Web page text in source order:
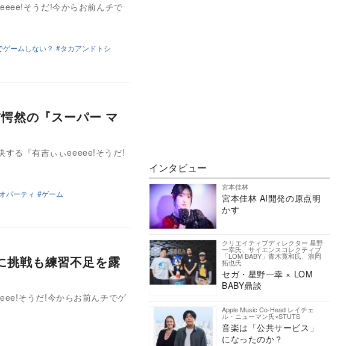
そうだ!今からお前んチで
ームしない？
タカアンドトシ
然の『スーパー マ
する『有吉ぃぃeeeee!そうだ!
パーティ ゲーム
挑戦も練習不足を露
そうだ!今からお前んチでゲ
インタビュー
宮本佳林
宮本佳林 AI開発の原点明
かす
クリエイティブディレクター 星野
一幸氏、サイエンスコレクティブ
「LOM BABY」青木寛和氏、浪岡
拓也氏
セガ・星野一幸 × LOM
BABY鼎談
Apple Music Co-Head レイチェ
ル・ニューマン氏×STUTS
音楽は「公共サービス」
になったのか？